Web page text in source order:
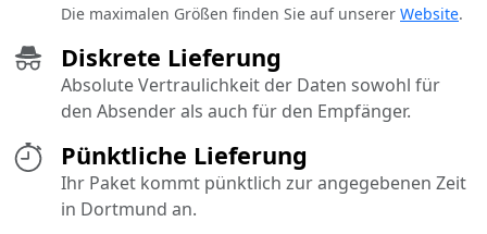
Pünktliche Lieferung
Ihr Paket kommt pünktlich zur angegebenen Zeit
in Dortmund an.
Diskrete Lieferung
Absolute Vertraulichkeit der Daten sowohl für
den Absender als auch für den Empfänger.
Die maximalen Größen finden Sie auf unserer Website.